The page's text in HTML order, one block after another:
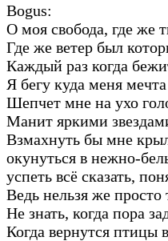
Bogus:
О моя свобода, где же
Где же ветер был
Каждый раз когда
Я бегу куда меня
Шепчет мне на ухо
Манит яркими
Взмахнуть бы мне
окунуться в нежно-
успеть всё сказать,
Ведь нельзя же просто
Не знать, когда пора
Когда вернутся птицы